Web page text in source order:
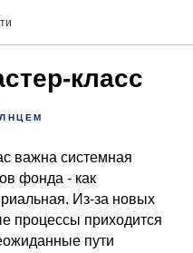
класс
важна системная
фонда - как
Из-за новых
процессы приходится
пути